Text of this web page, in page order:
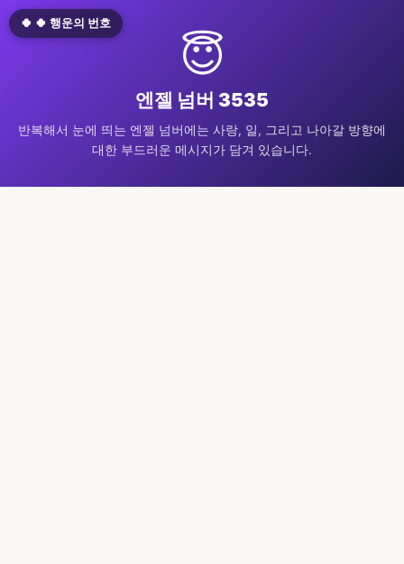
😇
엔젤 넘버 3535
반복해서 눈에 띄는 엔젤 넘버에는 사랑, 일, 그리고 나아갈 방향에
대한 부드러운 메시지가 담겨 있습니다.
🍀 🍀 행운의 번호